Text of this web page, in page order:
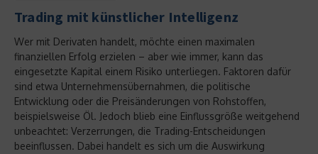
Trading mit künstlicher Intelligenz
Wer mit Derivaten handelt, möchte einen maximalen
finanziellen Erfolg erzielen – aber wie immer, kann das
eingesetzte Kapital einem Risiko unterliegen. Faktoren dafür
sind etwa Unternehmensübernahmen, die politische
Entwicklung oder die Preisänderungen von Rohstoffen,
beispielsweise Öl. Jedoch blieb eine Einflussgröße weitgehend
unbeachtet: Verzerrungen, die Trading-Entscheidungen
beeinflussen. Dabei handelt es sich um die Auswirkung